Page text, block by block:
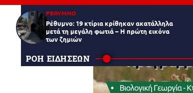
ΡΕΘΥΜΝΟ
Ρέθυμνο: 19 κτίρια κρίθηκαν ακατάλληλα
μετά τη μεγάλη φωτιά – Η πρώτη εικόνα
των ζημιών
ΡΟΗ ΕΙΔΗΣΕΩΝ